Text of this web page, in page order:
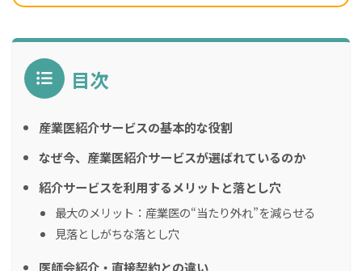
目次
産業医紹介サービスの基本的な役割
なぜ今、産業医紹介サービスが選ばれているのか
紹介サービスを利用するメリットと落とし穴
最大のメリット：産業医の“当たり外れ”を減らせる
見落としがちな落とし穴
医師会紹介・直接契約との違い